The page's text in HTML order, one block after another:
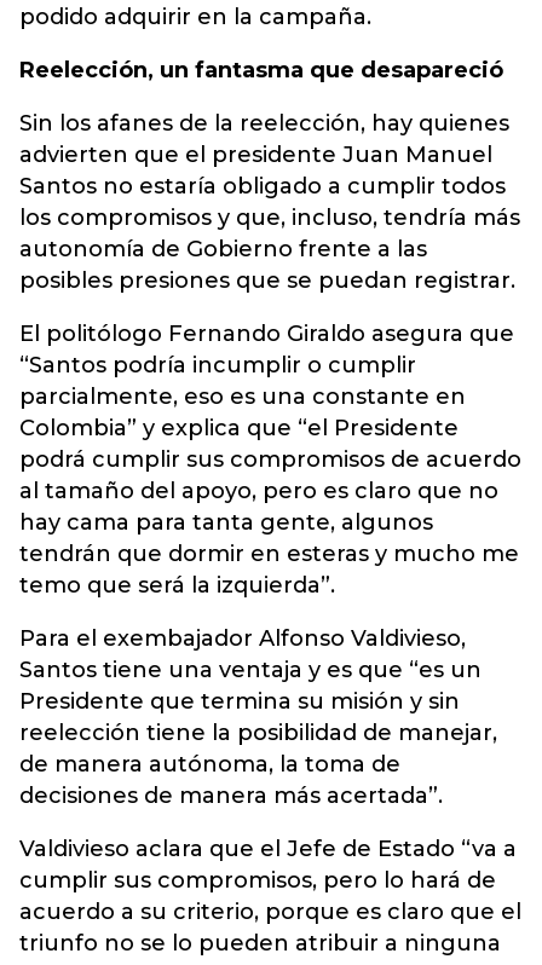
podido adquirir en la campaña.
Reelección, un fantasma que desapareció
Sin los afanes de la reelección, hay quienes
advierten que el presidente Juan Manuel
Santos no estaría obligado a cumplir todos
los compromisos y que, incluso, tendría más
autonomía de Gobierno frente a las
posibles presiones que se puedan registrar.
El politólogo Fernando Giraldo asegura que
“Santos podría incumplir o cumplir
parcialmente, eso es una constante en
Colombia” y explica que “el Presidente
podrá cumplir sus compromisos de acuerdo
al tamaño del apoyo, pero es claro que no
hay cama para tanta gente, algunos
tendrán que dormir en esteras y mucho me
temo que será la izquierda”.
Para el exembajador Alfonso Valdivieso,
Santos tiene una ventaja y es que “es un
Presidente que termina su misión y sin
reelección tiene la posibilidad de manejar,
de manera autónoma, la toma de
decisiones de manera más acertada”.
Valdivieso aclara que el Jefe de Estado “va a
cumplir sus compromisos, pero lo hará de
acuerdo a su criterio, porque es claro que el
triunfo no se lo pueden atribuir a ninguna